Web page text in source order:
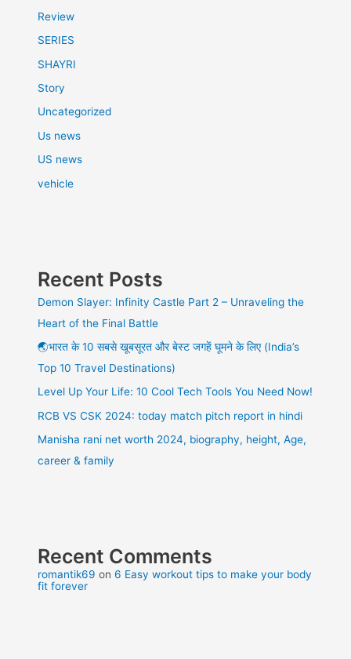
Review
SERIES
SHAYRI
Story
Uncategorized
Us news
US news
vehicle
Recent Posts
Demon Slayer: Infinity Castle Part 2 – Unraveling the
Heart of the Final Battle
🌏भारत के 10 सबसे खूबसूरत और बेस्ट जगहें घूमने के लिए (India’s
Top 10 Travel Destinations)
Level Up Your Life: 10 Cool Tech Tools You Need Now!
RCB VS CSK 2024: today match pitch report in hindi
Manisha rani net worth 2024, biography, height, Age,
career & family
Recent Comments
romantik69 on6 Easy workout tips to make your body
fit forever